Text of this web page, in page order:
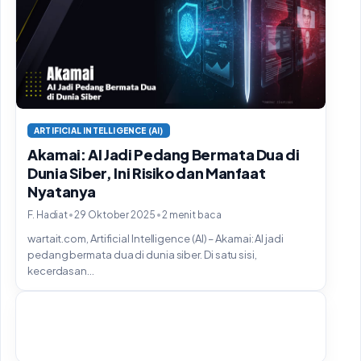
ARTIFICIAL INTELLIGENCE (AI)
Akamai: AI Jadi Pedang Bermata Dua di
Dunia Siber, Ini Risiko dan Manfaat
Nyatanya
F. Hadiat•29 Oktober 2025 •2 menit baca
wartait.com, Artificial Intelligence (AI) – Akamai: AI jadi
pedang bermata dua di dunia siber. Di satu sisi,
kecerdasan...